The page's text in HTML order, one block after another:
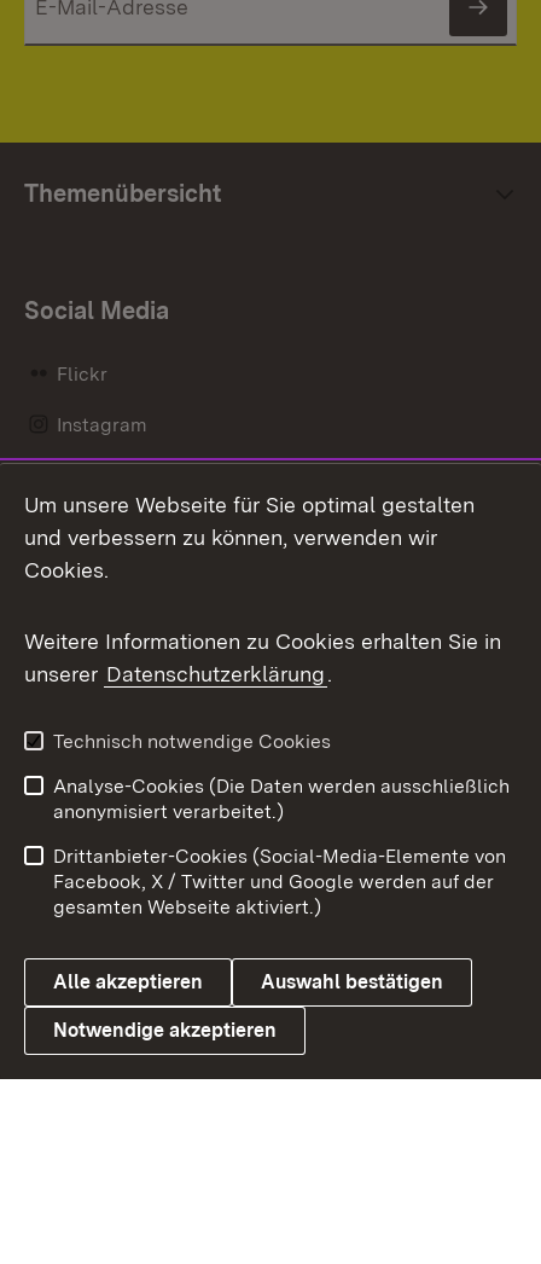
Themenübersicht
Social Media
Flickr
Instagram
Mastodon
Messenger
Social Wall
X / Twitter
Youtube
Link zum Landesportal
Benutzungshinweise
Barrierefreiheit
Datenschutz
Cookies
Um unsere Webseite für Sie optimal gestalten
und verbessern zu können, verwenden wir
Cookies.
Weitere Informationen zu Cookies erhalten Sie in
unserer Datenschutzerklärung.
Technisch notwendige Cookies
Analyse-Cookies (Die Daten werden ausschließlich
anonymisiert verarbeitet.)
Drittanbieter-Cookies (Social-Media-Elemente von
Facebook, X / Twitter und Google werden auf der
gesamten Webseite aktiviert.)
Alle akzeptieren Auswahl bestätigen
Notwendige akzeptieren